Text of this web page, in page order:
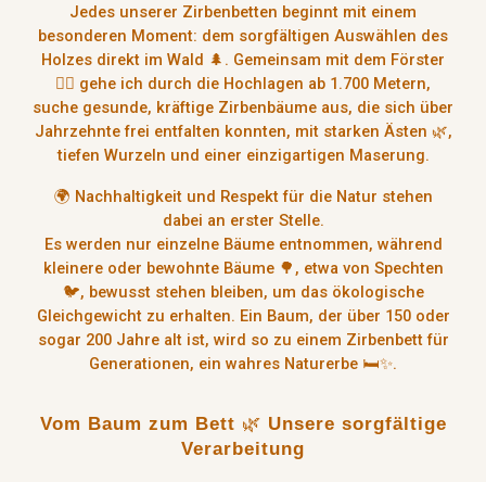
Jedes unserer Zirbenbetten beginnt mit einem
besonderen Moment: dem sorgfältigen Auswählen des
Holzes direkt im Wald 🌲. Gemeinsam mit dem Förster
👷‍♂️ gehe ich durch die Hochlagen ab 1.700 Metern,
suche gesunde, kräftige Zirbenbäume aus, die sich über
Jahrzehnte frei entfalten konnten, mit starken Ästen 🌿,
tiefen Wurzeln und einer einzigartigen Maserung.
🌍 Nachhaltigkeit und Respekt für die Natur stehen
dabei an erster Stelle.
Es werden nur einzelne Bäume entnommen, während
kleinere oder bewohnte Bäume 🌳, etwa von Spechten
🐦, bewusst stehen bleiben, um das ökologische
Gleichgewicht zu erhalten. Ein Baum, der über 150 oder
sogar 200 Jahre alt ist, wird so zu einem Zirbenbett für
Generationen, ein wahres Naturerbe 🛏️✨.
Vom Baum zum Bett 🌿 Unsere sorgfältige
Verarbeitung